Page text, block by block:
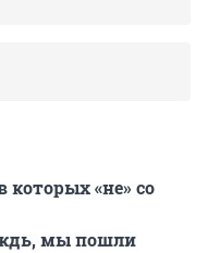
«не» со
мы пошли